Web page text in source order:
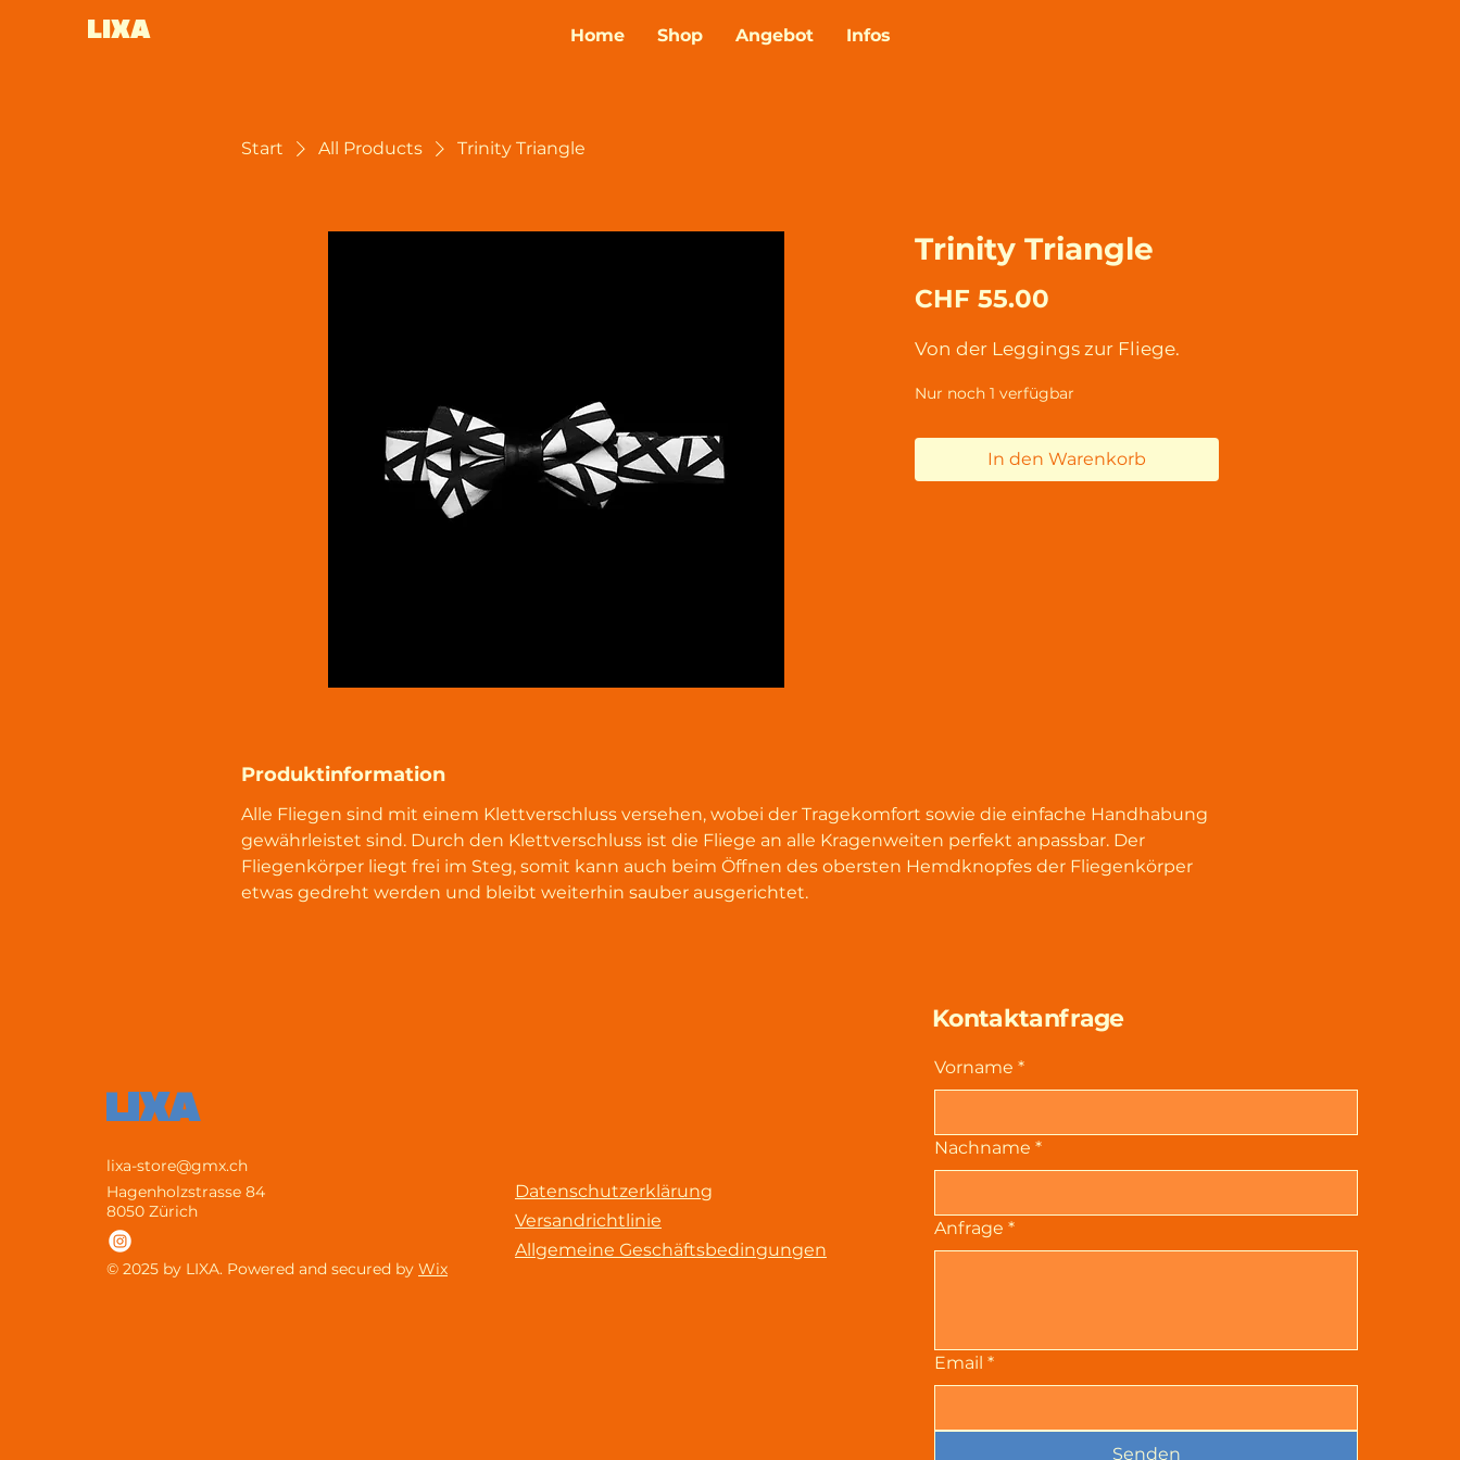
LIXA Home Shop Angebot Infos
Start All Products Trinity Triangle
Trinity Triangle
CHF 55.00
Von der Leggings zur Fliege.
Nur noch 1 verfügbar
In den Warenkorb
Produktinformation
Alle Fliegen sind mit einem Klettverschluss versehen, wobei der Tragekomfort sowie die einfache Handhabung
gewährleistet sind. Durch den Klettverschluss ist die Fliege an alle Kragenweiten perfekt anpassbar. Der
Fliegenkörper liegt frei im Steg, somit kann auch beim Öffnen des obersten Hemdknopfes der Fliegenkörper
etwas gedreht werden und bleibt weiterhin sauber ausgerichtet.
LIXA
lixa-store@gmx.ch
Hagenholzstrasse 84
8050 Zürich
© 2025 by LIXA. Powered and secured by Wix
Datenschutzerklärung
Versandrichtlinie
Allgemeine Geschäftsbedingungen
Kontaktanfrage
Vorname *
Nachname *
Anfrage *
Email *
Senden